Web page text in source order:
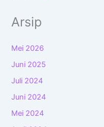
Arsip
Mei 2026
Juni 2025
Juli 2024
Juni 2024
Mei 2024